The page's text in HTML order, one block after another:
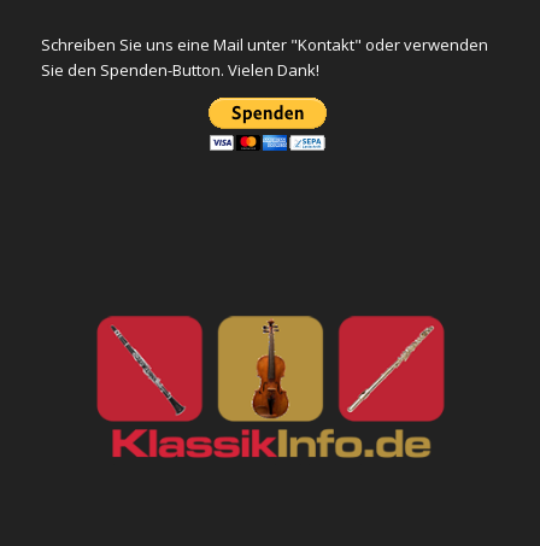
Schreiben Sie uns eine Mail unter "Kontakt" oder verwenden
Sie den Spenden-Button. Vielen Dank!